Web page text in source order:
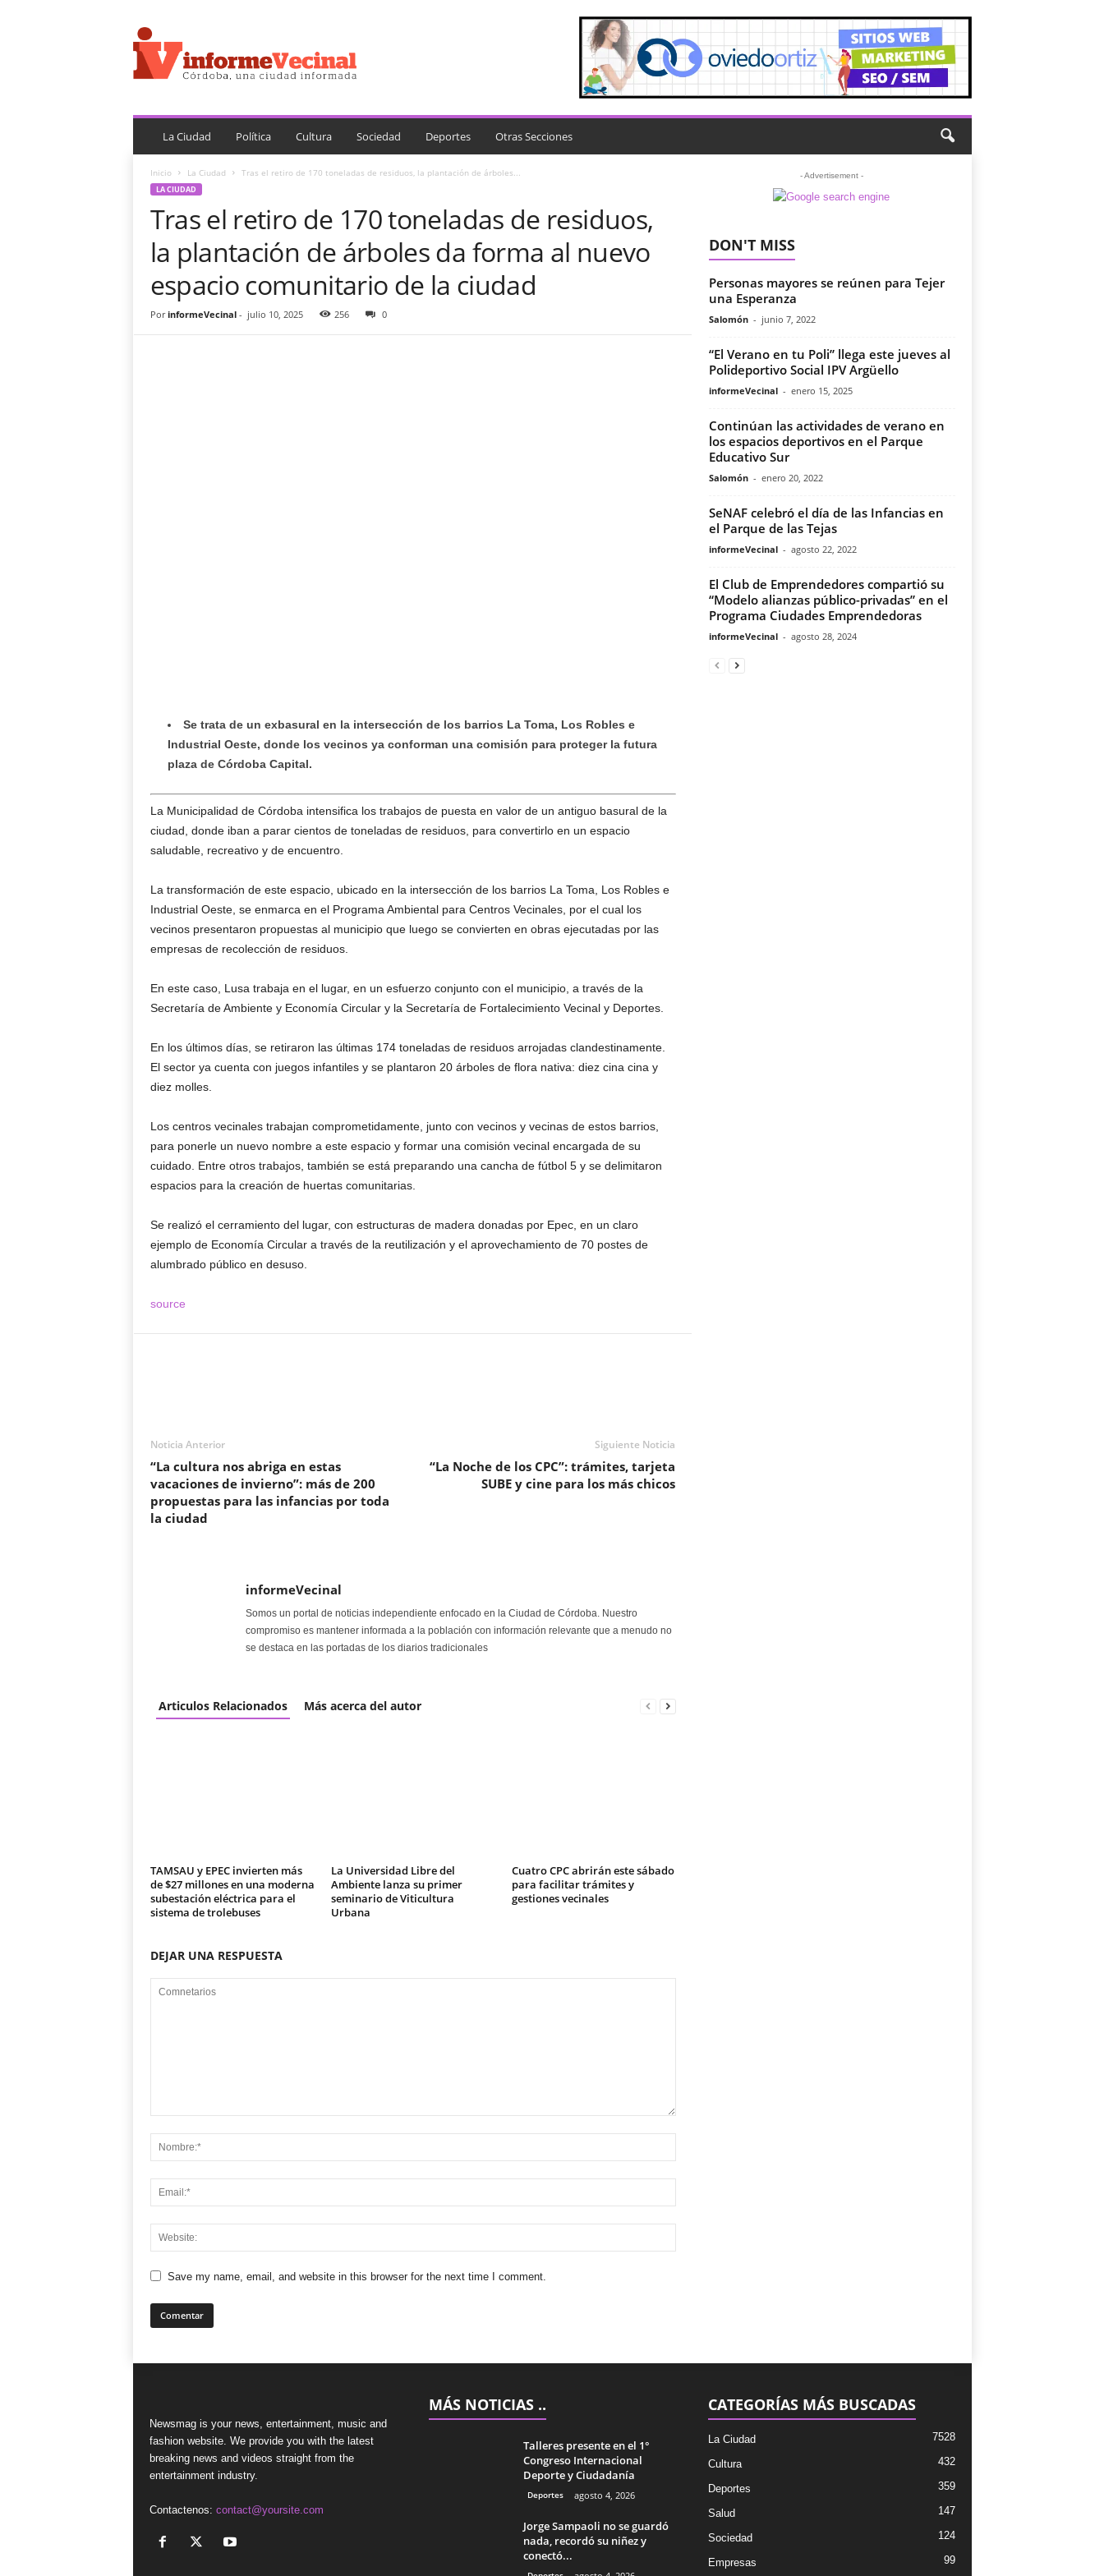
n
f
o
e
e
La Ciudad Política Cultura Sociedad Deportes Otras Secciones
Inicio La Ciudad Tras el retiro de 170 toneladas de residuos, la plantación de árboles...
LA CIUDAD
Tras el retiro de 170 toneladas de residuos,
la plantación de árboles da forma al nuevo
espacio comunitario de la ciudad
Por informeVecinal- julio 10, 2025 256 0
Se trata de un exbasural en la intersección de los barrios La Toma, Los Robles e
Industrial Oeste, donde los vecinos ya conforman una comisión para proteger la futura
plaza de Córdoba Capital.
La Municipalidad de Córdoba intensifica los trabajos de puesta en valor de un antiguo basural de la
ciudad, donde iban a parar cientos de toneladas de residuos, para convertirlo en un espacio
saludable, recreativo y de encuentro.
La transformación de este espacio, ubicado en la intersección de los barrios La Toma, Los Robles e
Industrial Oeste, se enmarca en el Programa Ambiental para Centros Vecinales, por el cual los
vecinos presentaron propuestas al municipio que luego se convierten en obras ejecutadas por las
empresas de recolección de residuos.
En este caso, Lusa trabaja en el lugar, en un esfuerzo conjunto con el municipio, a través de la
Secretaría de Ambiente y Economía Circular y la Secretaría de Fortalecimiento Vecinal y Deportes.
En los últimos días, se retiraron las últimas 174 toneladas de residuos arrojadas clandestinamente.
El sector ya cuenta con juegos infantiles y se plantaron 20 árboles de flora nativa: diez cina cina y
diez molles.
Los centros vecinales trabajan comprometidamente, junto con vecinos y vecinas de estos barrios,
para ponerle un nuevo nombre a este espacio y formar una comisión vecinal encargada de su
cuidado. Entre otros trabajos, también se está preparando una cancha de fútbol 5 y se delimitaron
espacios para la creación de huertas comunitarias.
Se realizó el cerramiento del lugar, con estructuras de madera donadas por Epec, en un claro
ejemplo de Economía Circular a través de la reutilización y el aprovechamiento de 70 postes de
alumbrado público en desuso.
source
Noticia Anterior
“La cultura nos abriga en estas
vacaciones de invierno”: más de 200
propuestas para las infancias por toda
la ciudad
Siguiente Noticia
“La Noche de los CPC”: trámites, tarjeta
SUBE y cine para los más chicos
informeVecinal
Somos un portal de noticias independiente enfocado en la Ciudad de Córdoba. Nuestro
compromiso es mantener informada a la población con información relevante que a menudo no
se destaca en las portadas de los diarios tradicionales
Articulos Relacionados Más acerca del autor
TAMSAU y EPEC invierten más
de $27 millones en una moderna
subestación eléctrica para el
sistema de trolebuses
La Universidad Libre del
Ambiente lanza su primer
seminario de Viticultura
Urbana
Cuatro CPC abrirán este sábado
para facilitar trámites y
gestiones vecinales
DEJAR UNA RESPUESTA
Save my name, email, and website in this browser for the next time I comment.
- Advertisement -
DON'T MISS
Personas mayores se reúnen para Tejer
una Esperanza
Salomón - junio 7, 2022
“El Verano en tu Poli” llega este jueves al
Polideportivo Social IPV Argüello
informeVecinal - enero 15, 2025
Continúan las actividades de verano en
los espacios deportivos en el Parque
Educativo Sur
Salomón - enero 20, 2022
SeNAF celebró el día de las Infancias en
el Parque de las Tejas
informeVecinal - agosto 22, 2022
El Club de Emprendedores compartió su
“Modelo alianzas público-privadas” en el
Programa Ciudades Emprendedoras
informeVecinal - agosto 28, 2024
Newsmag is your news, entertainment, music and
fashion website. We provide you with the latest
breaking news and videos straight from the
entertainment industry.
Contactenos: contact@yoursite.com
MÁS NOTICIAS ..
Talleres presente en el 1°
Congreso Internacional
Deporte y Ciudadanía
Deportes agosto 4, 2026
Jorge Sampaoli no se guardó
nada, recordó su niñez y
conectó...
CATEGORÍAS MÁS BUSCADAS
La Ciudad 7528
Cultura 432
Deportes 359
Salud 147
Sociedad 124
Empresas 99